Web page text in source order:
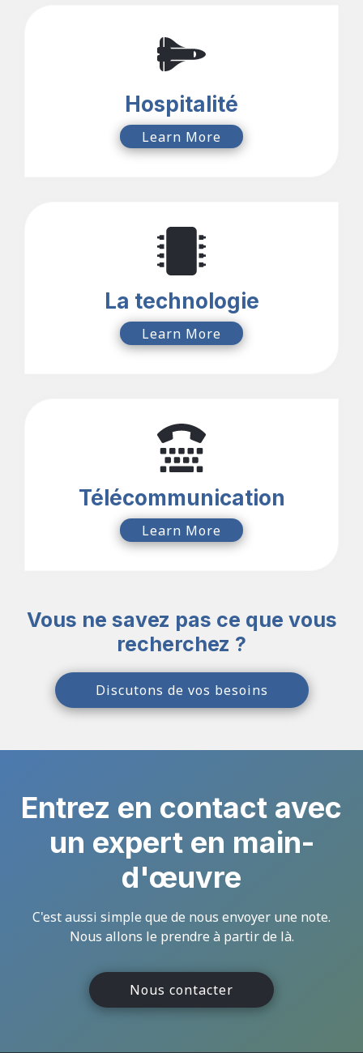
Hospitalité
Learn More
La technologie
Learn More
Télécommunication
Learn More
Vous ne savez pas ce que vous
recherchez ?
Discutons de vos besoins
Entrez en contact avec
un expert en main-
d'œuvre
C'est aussi simple que de nous envoyer une note.
Nous allons le prendre à partir de là.
Nous contacter